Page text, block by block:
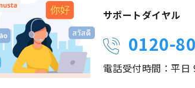
サポートダイヤル
0120-
電話受付時間：平